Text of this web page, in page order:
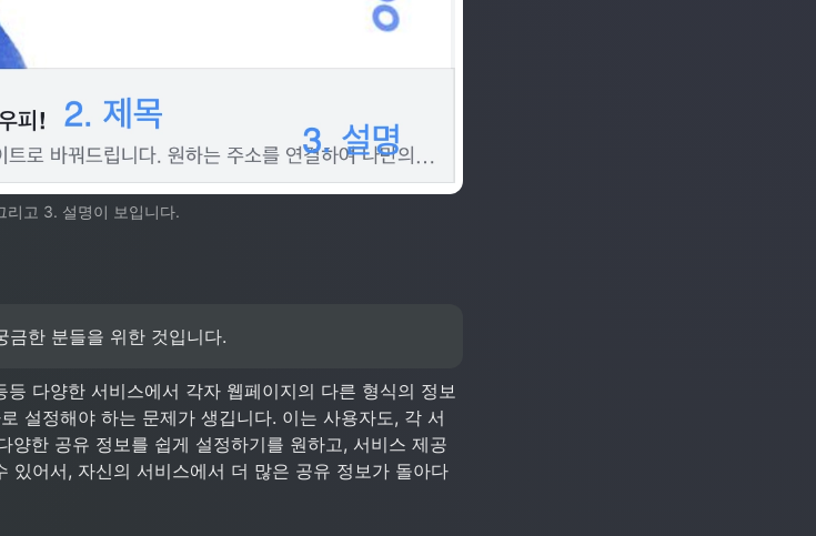
리고 3. 설명이 보입니다.
금한 분들을 위한 것입니다.
다양한 서비스에서 각자 웹페이지의 다른 형식의 정보
설정해야 하는 문제가 생깁니다. 이는 사용자도, 각 서
양한 공유 정보를 쉽게 설정하기를 원하고, 서비스 제공
있어서, 자신의 서비스에서 더 많은 공유 정보가 돌아다